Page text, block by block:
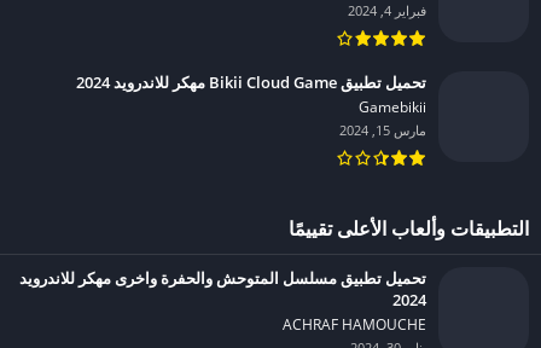
فبراير 4, 2024
تحميل تطبيق Bikii Cloud Game مهكر للاندرويد 2024
Gamebikii‏
مارس 15, 2024
التطبيقات وألعاب الأعلى تقييمًا
تحميل تطبيق مسلسل المتوحش والحفرة واخرى مهكر للاندرويد
2024
ACHRAF HAMOUCHE‏